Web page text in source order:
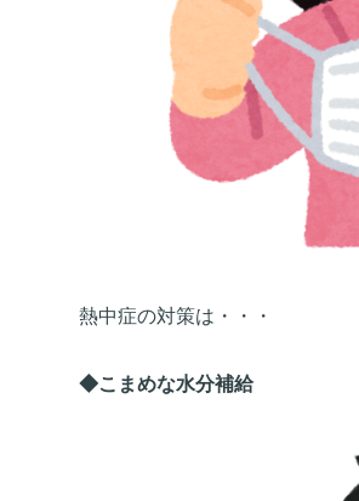
熱中症の対策は・・・
◆こまめな水分補給